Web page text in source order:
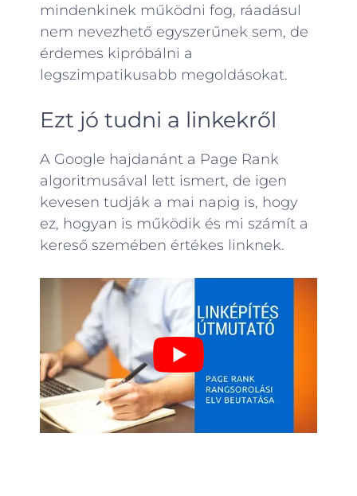
mindenkinek működni fog, ráadásul
nem nevezhető egyszerűnek sem, de
érdemes kipróbálni a
legszimpatikusabb megoldásokat.
Ezt jó tudni a linkekről
A Google hajdanánt a Page Rank
algoritmusával lett ismert, de igen
kevesen tudják a mai napig is, hogy
ez, hogyan is működik és mi számít a
kereső szemében értékes linknek.